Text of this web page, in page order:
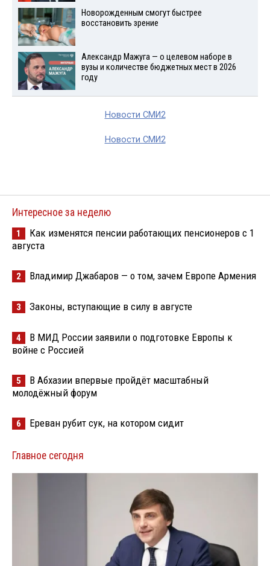
Новорожденным смогут быстрее
восстановить зрение
Александр Мажуга — о целевом наборе в
вузы и количестве бюджетных мест в 2026
году
Новости СМИ2
Новости СМИ2
Интересное за неделю
1
Как изменятся пенсии работающих пенсионеров с 1
августа
2 Владимир Джабаров — о том, зачем Европе Армения
3 Законы, вступающие в силу в августе
4
В МИД России заявили о подготовке Европы к
войне с Россией
5
В Абхазии впервые пройдёт масштабный
молодёжный форум
6 Ереван рубит сук, на котором сидит
Главное сегодня